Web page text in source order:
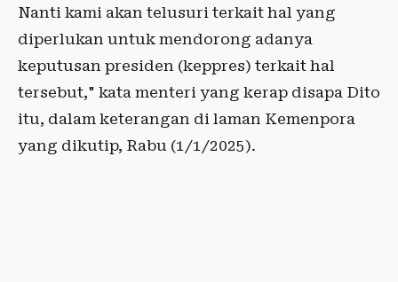
Nanti kami akan telusuri terkait hal yang
diperlukan untuk mendorong adanya
keputusan presiden (keppres) terkait hal
tersebut," kata menteri yang kerap disapa Dito
itu, dalam keterangan di laman Kemenpora
yang dikutip, Rabu (1/1/2025).